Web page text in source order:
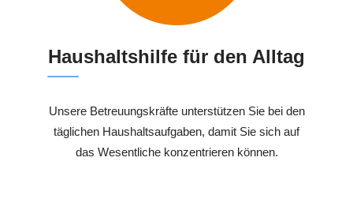
Haushaltshilfe für den Alltag
Unsere Betreuungskräfte unterstützen Sie bei den
täglichen Haushaltsaufgaben, damit Sie sich auf
das Wesentliche konzentrieren können.